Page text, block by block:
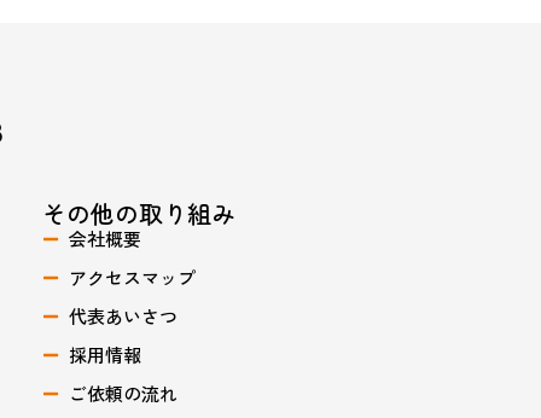
その他の取り組み
会社概要
アクセスマップ
代表あいさつ
採用情報
ご依頼の流れ